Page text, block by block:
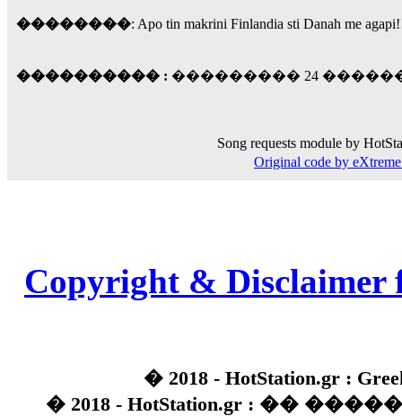
LavantiS :������� ���� ���� ������;
��������: Apo tin makrini Finlandia sti Danah me
���������� : ��������� 24
Song requests module by
Original code by
Copyright & Disclaimer
� 2018 - HotStation.gr :
� 2018 - HotStation.gr : ��